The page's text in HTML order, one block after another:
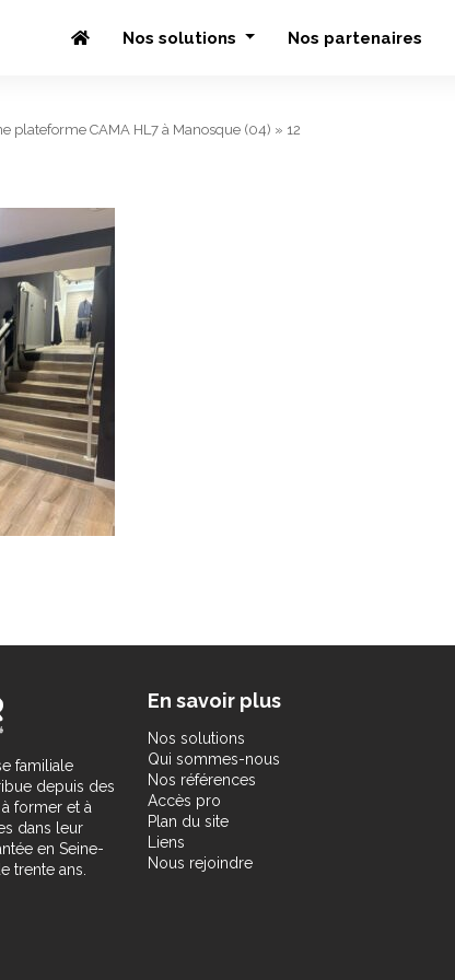
Nos solutions Nos partenaires
plateforme CAMA HL7 à Manosque (04) » 12
familiale
depuis des
former et à
dans leur
en Seine-
trente ans.
En savoir plus
Nos solutions
Qui sommes-nous
Nos références
Accès pro
Plan du site
Liens
Nous rejoindre